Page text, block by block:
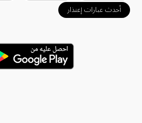
أحدث عبارات إعتذار